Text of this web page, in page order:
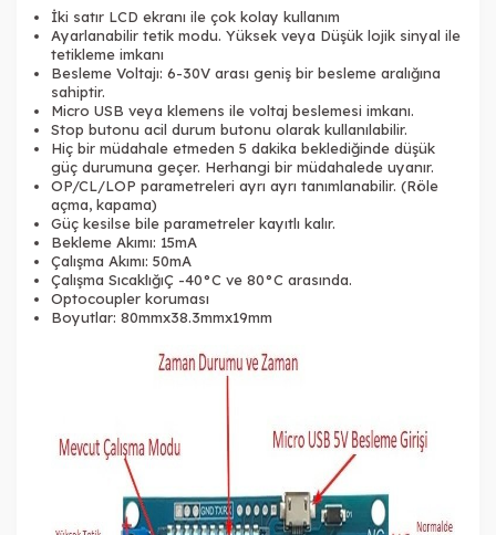
İki satır LCD ekranı ile çok kolay kullanım
Ayarlanabilir tetik modu. Yüksek veya Düşük lojik sinyal ile
tetikleme imkanı
Besleme Voltajı: 6-30V arası geniş bir besleme aralığına
sahiptir.
Micro USB veya klemens ile voltaj beslemesi imkanı.
Stop butonu acil durum butonu olarak kullanılabilir.
Hiç bir müdahale etmeden 5 dakika beklediğinde düşük
güç durumuna geçer. Herhangi bir müdahalede uyanır.
OP/CL/LOP parametreleri ayrı ayrı tanımlanabilir. (Röle
açma, kapama)
Güç kesilse bile parametreler kayıtlı kalır.
Bekleme Akımı: 15mA
Çalışma Akımı: 50mA
Çalışma SıcaklığıÇ -40°C ve 80°C arasında.
Optocoupler koruması
Boyutlar: 80mmx38.3mmx19mm